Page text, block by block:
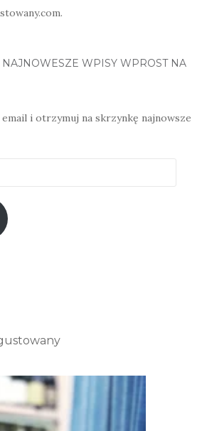
WPISY WPROST NA
i otrzymuj na skrzynkę najnowsze